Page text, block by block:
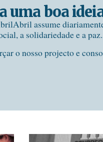
uma boa
assume
a solidariedade e a paz.
o nosso projecto e